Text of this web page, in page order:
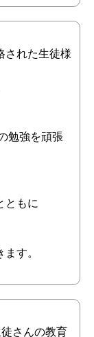
された生徒様
勉強を頑張
ともに
す。
さんの教育